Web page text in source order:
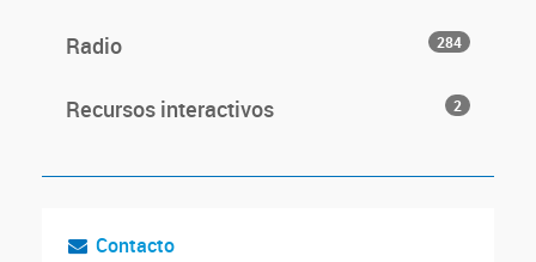
Radio 284
Recursos interactivos 2
Contacto